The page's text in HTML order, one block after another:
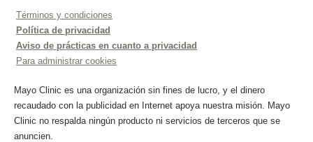
Términos y condiciones
Política de privacidad
Aviso de prácticas en cuanto a privacidad
Para administrar cookies
Mayo Clinic es una organización sin fines de lucro, y el dinero
recaudado con la publicidad en Internet apoya nuestra misión. Mayo
Clinic no respalda ningún producto ni servicios de terceros que se
anuncien.